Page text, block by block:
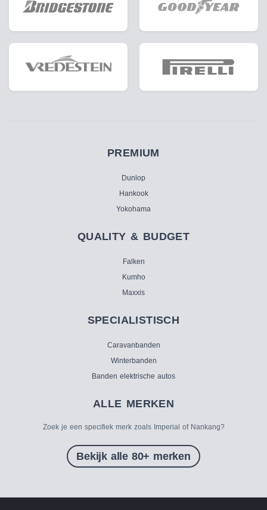
PREMIUM
Dunlop
Hankook
Yokohama
QUALITY & BUDGET
Falken
Kumho
Maxxis
SPECIALISTISCH
Caravanbanden
Winterbanden
Banden elektrische autos
ALLE MERKEN
Zoek je een specifiek merk zoals Imperial of Nankang?
Bekijk alle 80+ merken